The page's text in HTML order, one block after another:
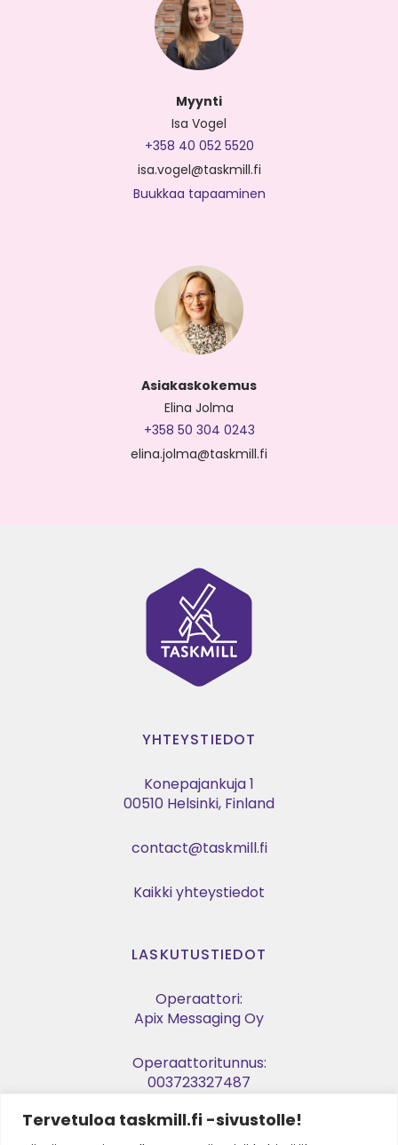
Tervetuloa taskmill.fi -sivustolle!
Myynti
Isa Vogel
+358 40 052 5520
isa.vogel@taskmill.fi
Buukkaa tapaaminen
Asiakaskokemus
Elina Jolma
+358 50 304 0243
elina.jolma@taskmill.fi
YHTEYSTIEDOT
Konepajankuja 1
00510 Helsinki, Finland
contact@taskmill.fi
Kaikki yhteystiedot
LASKUTUSTIEDOT
Operaattori:
Apix Messaging Oy
Operaattoritunnus:
003723327487
Verkkolaskuosoite: